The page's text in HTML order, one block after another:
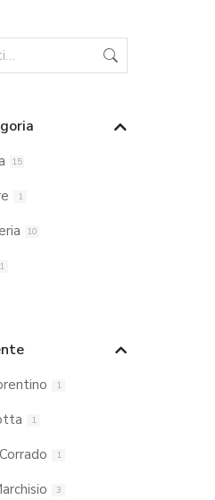
15
1
10
1
1
1
1
3